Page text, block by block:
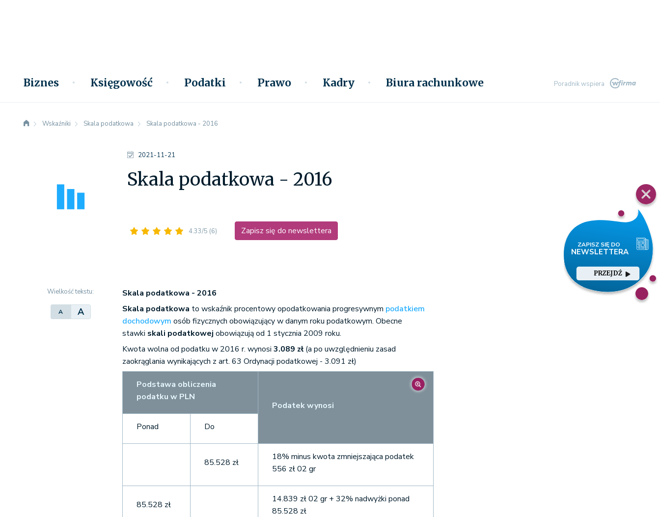
Biznes Księgowość Podatki Prawo Kadry Biura rachunkowe Poradnik wspiera
PRZEJDŹ
Wskaźniki Skala podatkowa Skala podatkowa - 2016
2021-11-21
Skala podatkowa - 2016
4.33/5 (6) Zapisz się do newslettera
Wielkość tekstu:
A A
Skala podatkowa - 2016
Skala podatkowa to wskaźnik procentowy opodatkowania progresywnym podatkiem
dochodowym osób fizycznych obowiązujący w danym roku podatkowym. Obecne
stawki skali podatkowej obowiązują od 1 stycznia 2009 roku.
Kwota wolna od podatku w 2016 r. wynosi3.089 zł (a po uwzględnieniu zasad
zaokrąglania wynikających z art. 63 Ordynacji podatkowej - 3.091 zł)
Podstawa obliczenia
podatku w PLN
Podatek wynosi
Ponad
Do
85.528 zł
18% minus kwota zmniejszająca podatek
556 zł 02 gr
85.528 zł
14.839 zł 02 gr + 32% nadwyżki ponad
85.528 zł